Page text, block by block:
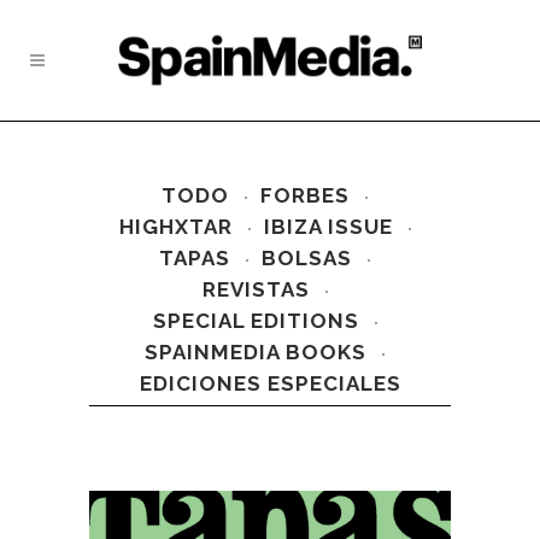
TODO
FORBES
HIGHXTAR
IBIZA ISSUE
TAPAS
BOLSAS
REVISTAS
SPECIAL EDITIONS
SPAINMEDIA BOOKS
EDICIONES ESPECIALES